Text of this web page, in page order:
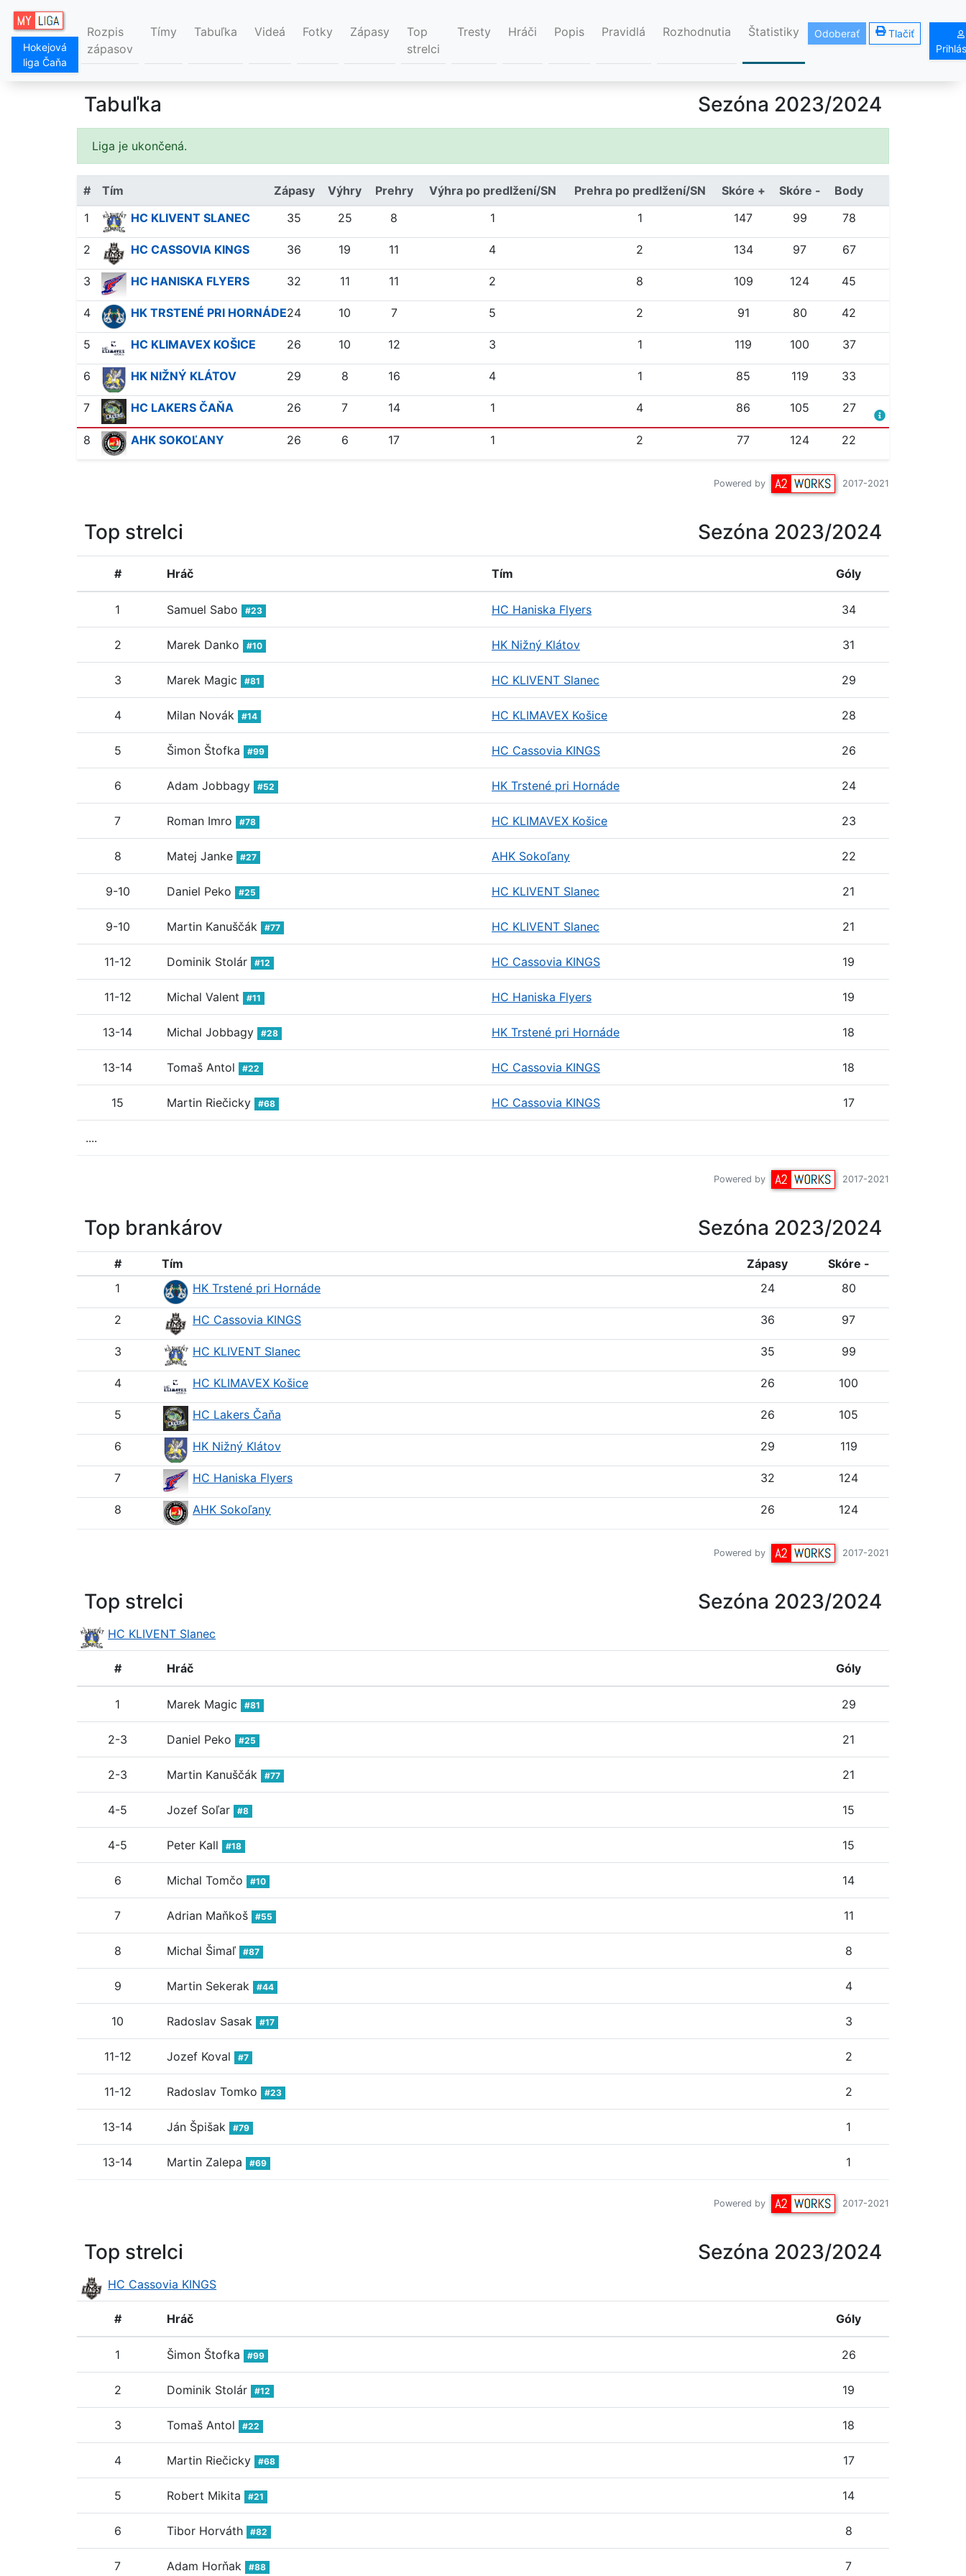
Hokejová
liga Čaňa
Rozpis
zápasov
Tímy Tabuľka Videá Fotky Zápasy
Top
strelci
Tresty Hráči Popis Pravidlá Rozhodnutia Štatistiky Odoberať
Tlačiť
Tabuľka Sezóna 2023/2024
Liga je ukončená.
# Tím Zápasy Výhry Prehry Výhra po predlžení/SN Prehra po predlžení/SN Skóre + Skóre -
Body
1
HC KLIVENT SLANEC 35 25 8 1 1 147 99 78
2 HC CASSOVIA KINGS 36 19 11 4 2 134 97 67
3 HC HANISKA FLYERS 32 11 11 2 8 109 124 45
4 HK TRSTENÉ PRI HORNÁDE24 10 7 5 2 91 80 42
5 HC KLIMAVEX KOŠICE 26 10 12 3 1 119 100 37
6 HK NIŽNÝ KLÁTOV 29 8 16 4 1 85 119 33
7 HC LAKERS ČAŇA 26 7 14 1 4 86 105 27
8 AHK SOKOĽANY 26 6 17 1 2 77 124 22
Powered by 2017-2021
Top strelci Sezóna 2023/2024
# Hráč Tím Góly
1 Samuel Sabo #23 HC Haniska Flyers 34
2 Marek Danko #10 HK Nižný Klátov 31
3 Marek Magic #81 HC KLIVENT Slanec 29
4 Milan Novák #14 HC KLIMAVEX Košice 28
5 Šimon Štofka #99 HC Cassovia KINGS 26
6 Adam Jobbagy #52 HK Trstené pri Hornáde 24
7 Roman Imro #78 HC KLIMAVEX Košice 23
8 Matej Janke #27 AHK Sokoľany 22
9-10 Daniel Peko #25 HC KLIVENT Slanec 21
9-10 Martin Kanuščák #77 HC KLIVENT Slanec 21
11-12 Dominik Stolár #12 HC Cassovia KINGS 19
11-12 Michal Valent #11 HC Haniska Flyers 19
13-14 Michal Jobbagy #28 HK Trstené pri Hornáde 18
13-14 Tomaš Antol #22 HC Cassovia KINGS 18
15 Martin Riečicky #68 HC Cassovia KINGS 17
....
Powered by 2017-2021
Top brankárov Sezóna 2023/2024
# Tím Zápasy
Skóre -
1
HK Trstené pri Hornáde 24 80
2 HC Cassovia KINGS 36 97
3 HC KLIVENT Slanec 35 99
4 HC KLIMAVEX Košice 26 100
5 HC Lakers Čaňa 26 105
6 HK Nižný Klátov 29 119
7 HC Haniska Flyers 32 124
8 AHK Sokoľany 26 124
Powered by 2017-2021
Top strelci Sezóna 2023/2024
HC KLIVENT Slanec
# Hráč Góly
1 Marek Magic #81 29
2-3 Daniel Peko #25 21
2-3 Martin Kanuščák #77 21
4-5 Jozef Soľar #8 15
4-5 Peter Kall #18 15
6 Michal Tomčo #10 14
7 Adrian Maňkoš #55 11
8 Michal Šimaľ #87 8
9 Martin Sekerak #44 4
10 Radoslav Sasak #17 3
11-12 Jozef Koval #7 2
11-12 Radoslav Tomko #23 2
13-14 Ján Špišak #79 1
13-14 Martin Zalepa #69 1
Powered by 2017-2021
Top strelci Sezóna 2023/2024
HC Cassovia KINGS
# Hráč Góly
1 Šimon Štofka #99 26
2 Dominik Stolár #12 19
3 Tomaš Antol #22 18
4 Martin Riečicky #68 17
5 Robert Mikita #21 14
6 Tibor Horváth #82 8
7 Adam Horňak #88 7